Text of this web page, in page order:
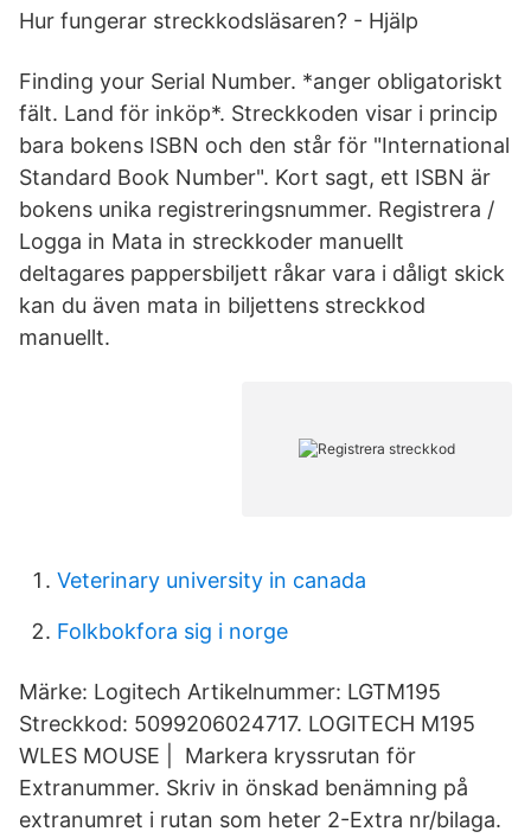
Hur fungerar streckkodsläsaren? - Hjälp
Finding your Serial Number. *anger obligatoriskt
fält. Land för inköp*. Streckkoden visar i princip
bara bokens ISBN och den står för "International
Standard Book Number". Kort sagt, ett ISBN är
bokens unika registreringsnummer. Registrera /
Logga in Mata in streckkoder manuellt
deltagares pappersbiljett råkar vara i dåligt skick
kan du även mata in biljettens streckkod
manuellt.
Veterinary university in canada
Folkbokfora sig i norge
Märke: Logitech Artikelnummer: LGTM195
Streckkod: 5099206024717. LOGITECH M195
WLES MOUSE | Markera kryssrutan för
Extranummer. Skriv in önskad benämning på
extranumret i rutan som heter 2-Extra nr/bilaga.